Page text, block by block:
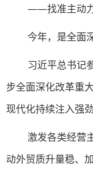
——找准主动力
今年，是全面
习近平总书记
步全面深化改革重
现代化持续注入强劲
激发各类经营
动外贸质升量稳、